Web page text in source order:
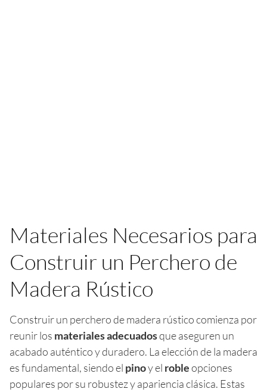
Materiales Necesarios para
Construir un Perchero de
Madera Rústico
Construir un perchero de madera rústico comienza por
reunir los materiales adecuadosque aseguren un
acabado auténtico y duradero. La elección de la madera
es fundamental, siendo el pinoy el robleopciones
populares por su robustez y apariencia clásica. Estas